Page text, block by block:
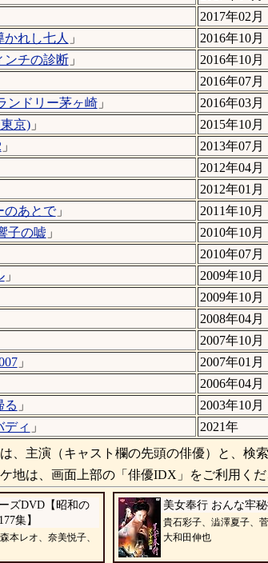
2017年02月
れし七人 」 2016年10月
ンチの診断」 2016年10月
2016年07月
ンドリー茅ヶ崎」 2016年03月
京)」 2015年10月
」 2013年07月
2012年04月
2012年01月
のあとで」 2011年10月
子の嘘 」 2010年10月
2010年07月
」 2009年10月
2009年10月
2008年04月
2007年10月
」 2007年01月
2006年04月
る 」 2003年10月
ディ 」 2021年
、主演（キャスト欄の先頭の俳優）と、検
地は、画面上部の「俳優IDX」をご利用く
ズDVD【昭和の
集】
本レオ、奈美悦子、
美女奉行 おんな牢
貴石彩子、澁澤夏子、
大和田伸也